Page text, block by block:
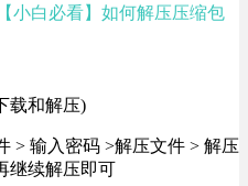
小白必看】如何解压压缩包
载和解压)
> 输入密码 >解压文件 > 解压
继续解压即可